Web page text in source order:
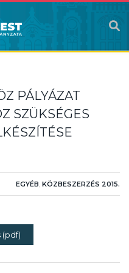
PÁLYÁZAT
SZÜKSÉGES
EGYÉB, KÖZBESZERZÉS 2015.
(pdf)